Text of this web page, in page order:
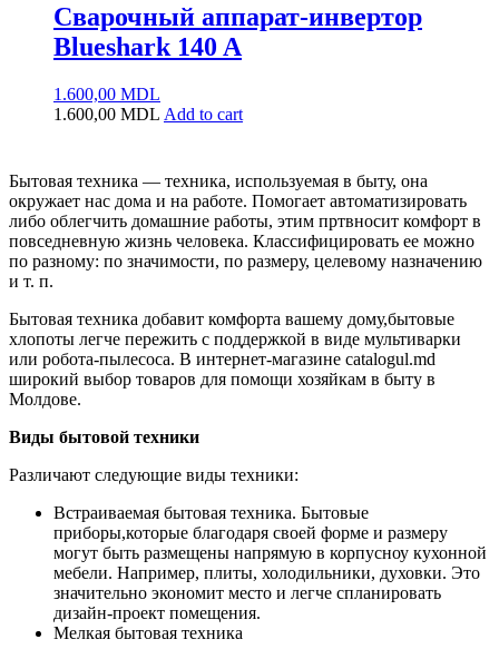
Сварочный аппарат-инвертор
Blueshark 140 A
1.600,00 MDL
1.600,00 MDL Add to cart
Бытовая техника — техника, используемая в быту, она
окружает нас дома и на работе. Помогает автоматизировать
либо облегчить домашние работы, этим пртвносит комфорт в
повседневную жизнь человека. Классифицировать ее можно
по разному: по значимости, по размеру, целевому назначению
и т. п.
Бытовая техника добавит комфорта вашему дому,бытовые
хлопоты легче пережить с поддержкой в виде мультиварки
или робота-пылесоса. В интернет-магазине catalogul.md
широкий выбор товаров для помощи хозяйкам в быту в
Молдове.
Виды бытовой техники
Различают следующие виды техники:
Встраиваемая бытовая техника. Бытовые
приборы,которые благодаря своей форме и размеру
могут быть размещены напрямую в корпусноу кухонной
мебели. Например, плиты, холодильники, духовки. Это
значительно экономит место и легче спланировать
дизайн-проект помещения.
Мелкая бытовая техника